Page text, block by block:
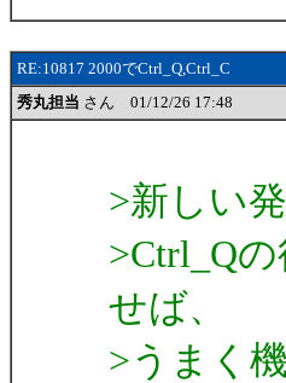
RE:10817 2000でCtrl_Q,Ctrl_C
秀丸担当 さん 01/12/26 17:48
>新しい
>Ctrl_Q
せば、
>うまく